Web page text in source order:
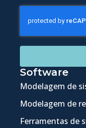
Software
Modelagem de
Modelagem de
Ferramentas de